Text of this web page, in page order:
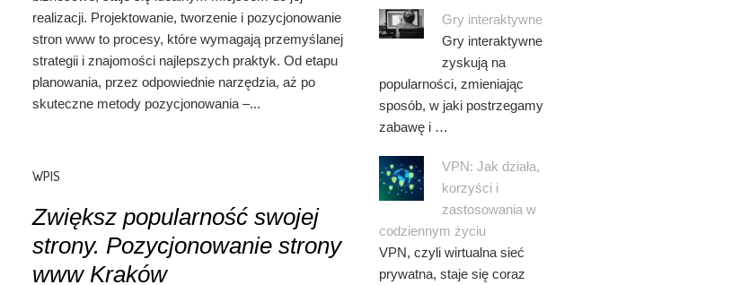
realizacji. Projektowanie, tworzenie i pozycjonowanie
stron www to procesy, które wymagają przemyślanej
strategii i znajomości najlepszych praktyk. Od etapu
planowania, przez odpowiednie narzędzia, aż po
skuteczne metody pozycjonowania –...
WPIS
Zwiększ popularność swojej
strony. Pozycjonowanie strony
www Kraków
Gry interaktywne
Gry interaktywne
zyskują na
popularności, zmieniając
sposób, w jaki postrzegamy
zabawę i …
VPN: Jak działa,
korzyści i
zastosowania w
codziennym życiu
VPN, czyli wirtualna sieć
prywatna, staje się coraz